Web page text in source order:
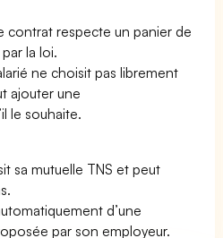
contrat respecte un panier de
la loi.
ne choisit pas librement
ajouter une
le souhaite.
sa mutuelle TNS et peut
d’une
par son employeur.